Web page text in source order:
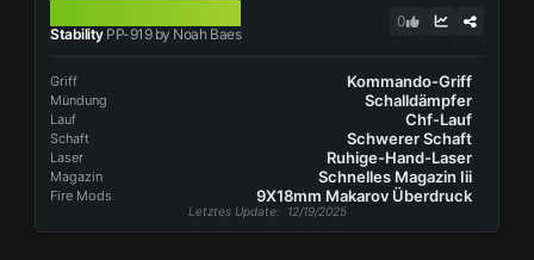
StabilityPP-919 by Noah Baes
0
Griff Kommando-Griff
Mündung Schalldämpfer
Lauf Chf-Lauf
Schaft Schwerer Schaft
Laser Ruhige-Hand-Laser
Magazin Schnelles Magazin Iii
Fire Mods 9X18mm Makarov Überdruck
Letztes Update: 12/19/2025